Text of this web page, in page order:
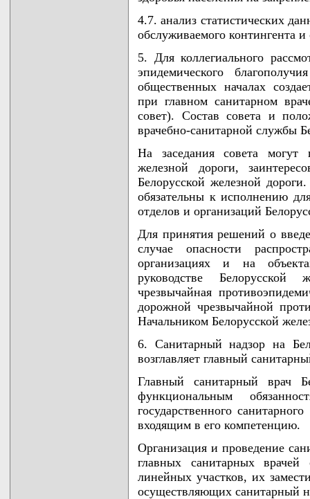
4.7. анализ статистических
обслуживаемого контингента
5. Для коллегиального
эпидемического
общественных началах
при главном санитарном
совет). Состав совета и
врачебно-санитарной службы
На заседания совета могут
железной дороги,
Белорусской железной
обязательны к исполнению
отделов и организаций
Для принятия решений о
случае опасности
организациях и на
руководстве Белорусской
чрезвычайная
дорожной чрезвычайной
Начальником Белорусской
6. Санитарный надзор на
возглавляет главный
Главный санитарный врач
функциональным
государственного
входящим в его компетенцию.
Организация и проведение
главных санитарных врачей
линейных участков, их
осуществляющих санитарный